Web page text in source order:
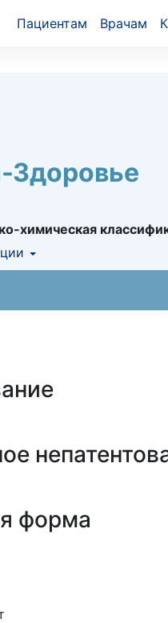
Пациентам Врачам
Здоровье
химическая
форма